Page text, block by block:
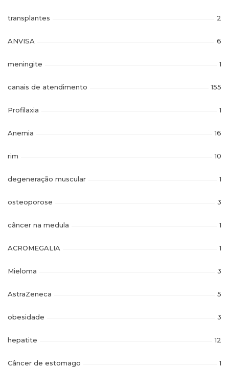
transplantes 2
ANVISA 6
meningite 1
canais de atendimento 155
Profilaxia 1
Anemia 16
rim 10
degeneração muscular 1
osteoporose 3
câncer na medula 1
ACROMEGALIA 1
Mieloma 3
AstraZeneca 5
obesidade 3
hepatite 12
Câncer de estomago 1